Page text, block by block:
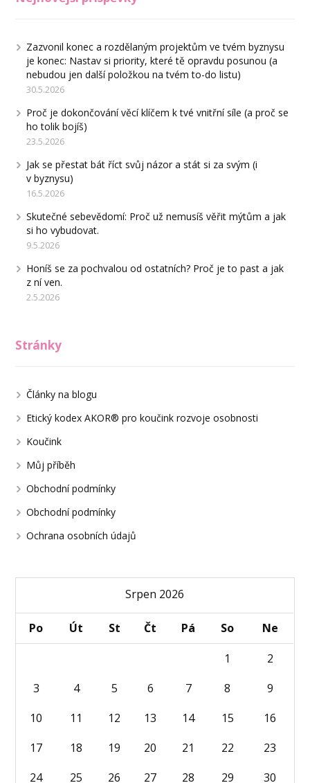
Zazvonil konec a rozdělaným projektům ve tvém byznysu
je konec: Nastav si priority, které tě opravdu posunou (a
nebudou jen další položkou na tvém to-do listu)
30.5.2026
Proč je dokončování věcí klíčem k tvé vnitřní síle (a proč se
ho tolik bojíš)
23.5.2026
Jak se přestat bát říct svůj názor a stát si za svým (i
v byznysu)
16.5.2026
Skutečné sebevědomí: Proč už nemusíš věřit mýtům a jak
si ho vybudovat.
9.5.2026
Honíš se za pochvalou od ostatních? Proč je to past a jak
z ní ven.
2.5.2026
Stránky
Články na blogu
Etický kodex AKOR® pro koučink rozvoje osobnosti
Koučink
Můj příběh
Obchodní podmínky
Obchodní podmínky
Ochrana osobních údajů
Srpen 2026
Po Út St Čt Pá So
Ne
1
2
3
4 5 6 7 8
9
10
11 12 13 14 15
16
17
18 19 20 21 22
23
24
25 26 27 28 29 30